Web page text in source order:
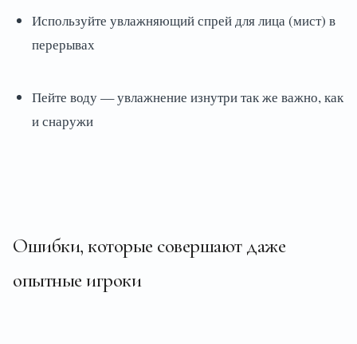
Используйте увлажняющий спрей для лица (мист) в
перерывах
Пейте воду — увлажнение изнутри так же важно, как
и снаружи
Ошибки, которые совершают даже
опытные игроки